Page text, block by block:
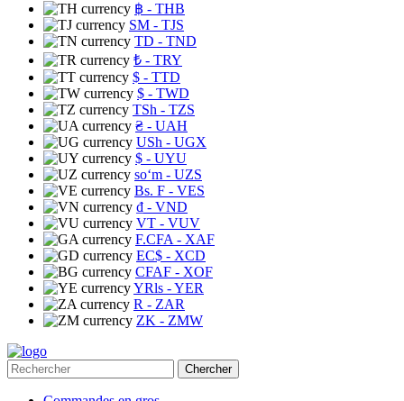
฿ - THB
ЅМ - TJS
TD - TND
₺ - TRY
$ - TTD
$ - TWD
TSh - TZS
₴ - UAH
USh - UGX
$ - UYU
soʻm - UZS
Bs. F - VES
₫ - VND
VT - VUV
F.CFA - XAF
EC$ - XCD
CFAF - XOF
YRls - YER
R - ZAR
ZK - ZMW
Chercher